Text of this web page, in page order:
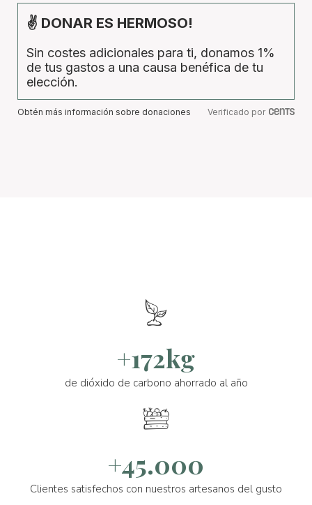
✌ DONAR ES HERMOSO!
Sin costes adicionales para ti, donamos 1%
de tus gastos a una causa benéfica de tu
elección.
Obtén más información sobre donaciones Verificado por
+172kg
de dióxido de carbono ahorrado al año
+45.000
Clientes satisfechos con nuestros artesanos del gusto